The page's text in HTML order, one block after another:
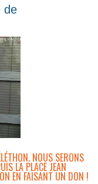
de
NOUS SERONS
LA PLACE JEAN
EN FAISANT UN DON !